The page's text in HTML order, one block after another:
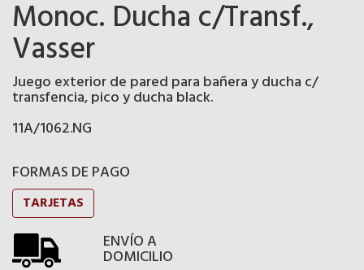
Monoc. Ducha c/Transf.,
Vasser
Juego exterior de pared para bañera y ducha c/
transfencia, pico y ducha black.
11A/1062.NG
FORMAS DE PAGO
TARJETAS
ENVÍO A
DOMICILIO